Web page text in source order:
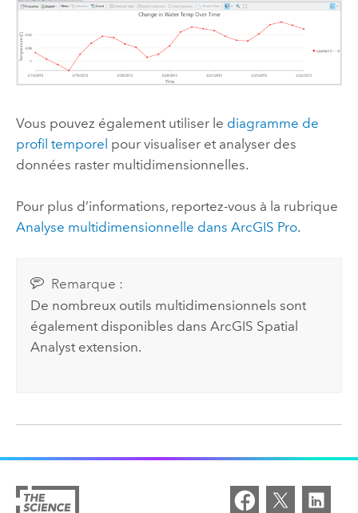
Vous pouvez également utiliser le diagramme de
profil temporel pour visualiser et analyser des
données raster multidimensionnelles.
Pour plus d’informations, reportez-vous à la rubrique
Analyse multidimensionnelle dans ArcGIS Pro.
Remarque :
De nombreux outils multidimensionnels sont
également disponibles dansArcGIS Spatial
Analyst extension.